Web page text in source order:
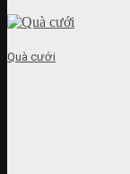
Quà cưới